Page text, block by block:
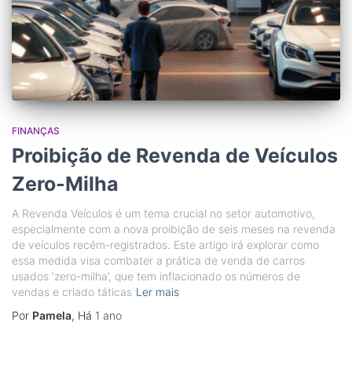
FINANÇAS
Proibição de Revenda de Veículos
Zero-Milha
A Revenda Veículos é um tema crucial no setor automotivo,
especialmente com a nova proibição de seis meses na revenda
de veículos recém-registrados. Este artigo irá explorar como
essa medida visa combater a prática de venda de carros
usados ‘zero-milha’, que tem inflacionado os números de
vendas e criado táticas Ler mais
Por Pamela, Há 1 ano